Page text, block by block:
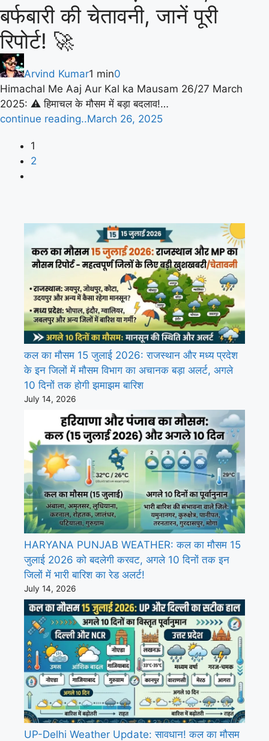
बर्फबारी की चेतावनी, जानें पूरी
रिपोर्ट! 🚀
Arvind Kumar1 min0
Himachal Me Aaj Aur Kal ka Mausam 26/27 March
2025: ⚠️ हिमाचल के मौसम में बड़ा बदलाव!…
continue reading..March 26, 2025
1
2
कल का मौसम 15 जुलाई 2026: राजस्थान और मध्य प्रदेश
के इन जिलों में मौसम विभाग का अचानक बड़ा अलर्ट, अगले
10 दिनों तक होगी झमाझम बारिश
July 14, 2026
HARYANA PUNJAB WEATHER: कल का मौसम 15
जुलाई 2026 को बदलेगी करवट, अगले 10 दिनों तक इन
जिलों में भारी बारिश का रेड अलर्ट!
July 14, 2026
UP-Delhi Weather Update: सावधान! कल का मौसम